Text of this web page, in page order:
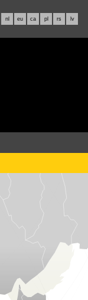
nl eu ca pl rs lv